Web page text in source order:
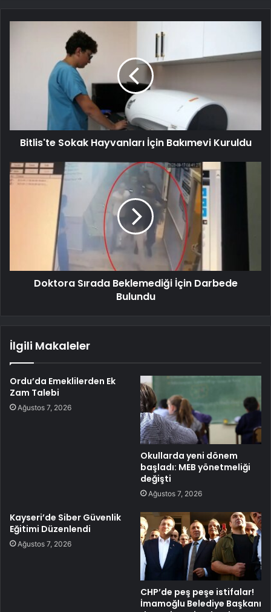
Bitlis'te Sokak Hayvanları İçin Bakımevi Kuruldu
Doktora Sırada Beklemediği İçin Darbede
Bulundu
İlgili Makaleler
Ordu’da Emeklilerden Ek
Zam Talebi
Ağustos 7, 2026
Okullarda yeni dönem
başladı: MEB yönetmeliği
değişti
Ağustos 7, 2026
Kayseri’de Siber Güvenlik
Eğitimi Düzenlendi
Ağustos 7, 2026
CHP’de peş peşe istifalar!
İmamoğlu Belediye Başkanı